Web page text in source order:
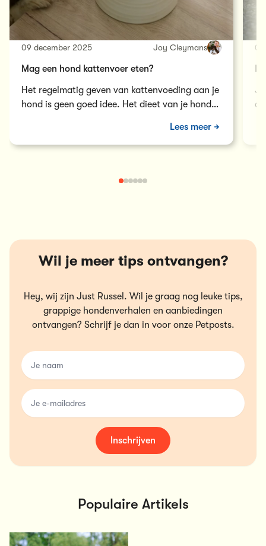
09 december 2025 Joy Cleymans
Mag een hond kattenvoer eten?
Het regelmatig geven van kattenvoeding aan je
hond is geen goed idee. Het dieet van je hond
Lees meer
01
Wil je meer tips ontvangen?
Hey, wij zijn Just Russel. Wil je graag nog leuke tips,
grappige hondenverhalen en aanbiedingen
ontvangen? Schrijf je dan in voor onze Petposts.
name
email
Inschrijven
Populaire Artikels